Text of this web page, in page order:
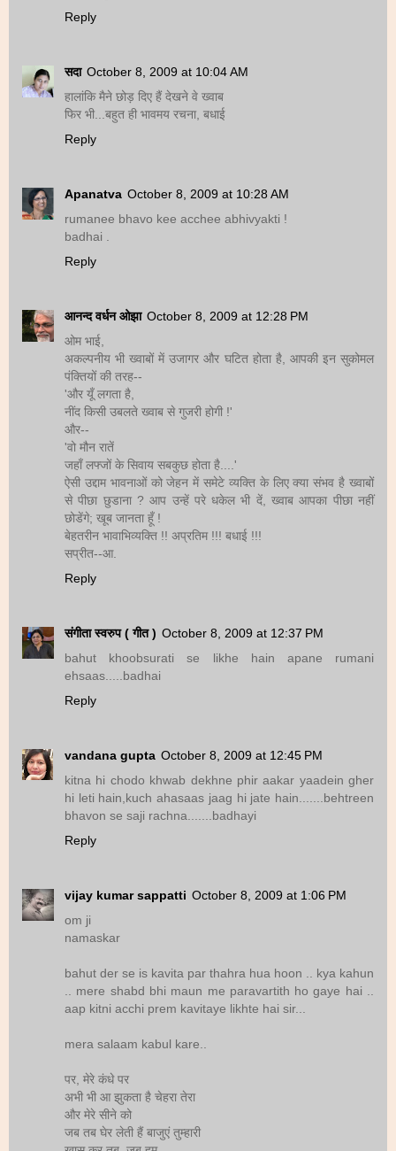
Reply
सदा October 8, 2009 at 10:04 AM
हालांकि मैने छोड़ दिए हैं देखने वे ख्वाब
फिर भी...बहुत ही भावमय रचना, बधाई
Reply
Apanatva October 8, 2009 at 10:28 AM
rumanee bhavo kee acchee abhivyakti !
badhai .
Reply
आनन्द वर्धन ओझा October 8, 2009 at 12:28 PM
ओम भाई,
अकल्पनीय भी ख्वाबों में उजागर और घटित होता है, आपकी इन सुकोमल
पंक्तियों की तरह--
'और यूँ लगता है,
नींद किसी उबलते ख्वाब से गुजरी होगी !'
और--
'वो मौन रातें
जहाँ लफ्जों के सिवाय सबकुछ होता है....'
ऐसी उद्दाम भावनाओं को जेहन में समेटे व्यक्ति के लिए क्या संभव है ख्वाबों
से पीछा छुडाना ? आप उन्हें परे धकेल भी दें, ख्वाब आपका पीछा नहीं
छोडेंगे; खूब जानता हूँ !
बेहतरीन भावाभिव्यक्ति !! अप्रतिम !!! बधाई !!!
सप्रीत--आ.
Reply
संगीता स्वरुप ( गीत ) October 8, 2009 at 12:37 PM
bahut khoobsurati se likhe hain apane rumani
ehsaas.....badhai
Reply
vandana gupta October 8, 2009 at 12:45 PM
kitna hi chodo khwab dekhne phir aakar yaadein gher
hi leti hain,kuch ahasaas jaag hi jate hain.......behtreen
bhavon se saji rachna.......badhayi
Reply
vijay kumar sappatti October 8, 2009 at 1:06 PM
om ji
namaskar
bahut der se is kavita par thahra hua hoon .. kya kahun
.. mere shabd bhi maun me paravartith ho gaye hai ..
aap kitni acchi prem kavitaye likhte hai sir...
mera salaam kabul kare..
पर, मेरे कंधे पर
अभी भी आ झुकता है चेहरा तेरा
और मेरे सीने को
जब तब घेर लेती हैं बाजुएं तुम्हारी